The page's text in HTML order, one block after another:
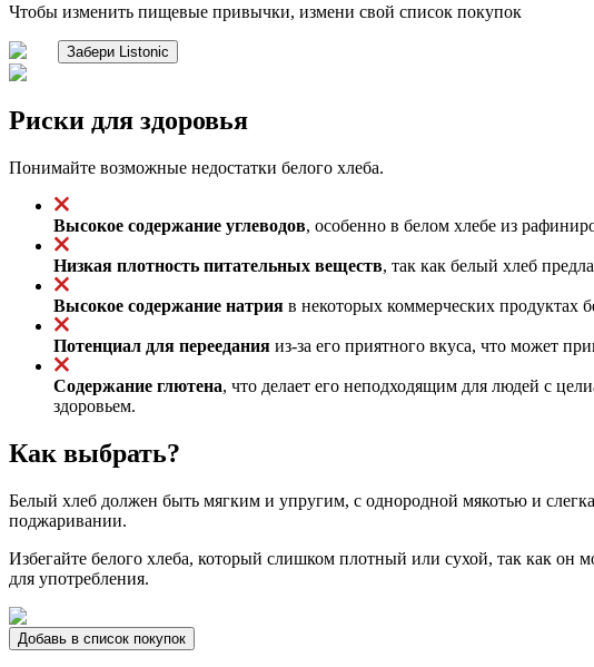
Чтобы изменить пищевые привычки, измени свой список покупок
Забери Listonic
Риски для здоровья
Понимайте возможные недостатки белого хлеба.
Высокое содержание углеводов, особенно в белом хлебе из
Низкая плотность питательных веществ, так как белый хлеб
Высокое содержание натрия в некоторых коммерческих продуктах
Потенциал для переедания из-за его приятного вкуса, что может
Содержание глютена, что делает его неподходящим для людей с
здоровьем.
Как выбрать?
Белый хлеб должен быть мягким и упругим, с однородной мякотью и
поджаривании.
Избегайте белого хлеба, который слишком плотный или сухой, так как он
для употребления.
Добавь в список покупок